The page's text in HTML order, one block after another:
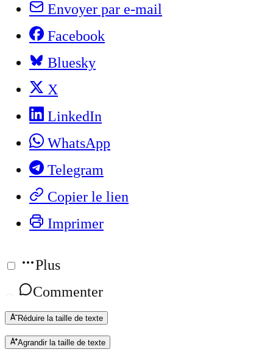
Envoyer par e-mail
Facebook
Bluesky
X
LinkedIn
WhatsApp
Telegram
Copier le lien
Imprimer
Plus
Commenter
Réduire la taille de texte
Agrandir la taille de texte